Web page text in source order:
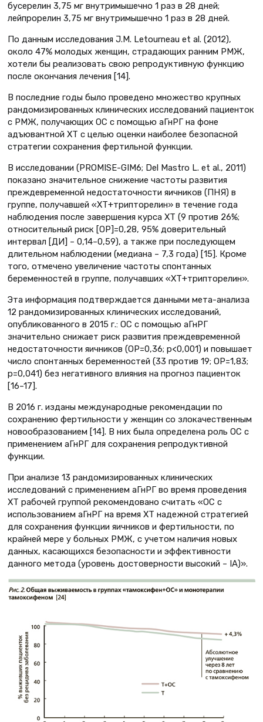
бусерелин 3,75 мг внутримышечно 1 раз в 28 дней;
лейпрорелин 3,75 мг внутримышечно 1 раз в 28 дней.
По данным исследования J.M. Letourneau et al. (2012),
около 47% молодых женщин, страдающих ранним РМЖ,
хотели бы реализовать свою репродуктивную функцию
после окончания лечения [14].
В последние годы было проведено множество крупных
рандомизированных клинических исследований пациенток
с РМЖ, получающих ОС с помощью аГнРГ на фоне
адъювантной ХТ с целью оценки наиболее безопасной
стратегии сохранения фертильной функции.
В исследовании (PROMISE-GIM6; Del Mastro L. et al., 2011)
показано значительное снижение частоты развития
преждевременной недостаточности яичников (ПНЯ) в
группе, получавшей «ХТ+трипторелин» в течение года
наблюдения после завершения курса ХТ (9 против 26%;
относительный риск [OР]=0,28, 95% доверительный
интервал [ДИ] – 0,14–0,59), а также при последующем
длительном наблюдении (медиана – 7,3 года) [15]. Кроме
того, отмечено увеличение частоты спонтанных
беременностей в группе, получавших «ХТ+трипторелин».
Эта информация подтверждается данными мета-анализа
12 рандомизированных клинических исследований,
опубликованного в 2015 г.: ОС с помощью аГнРГ
значительно снижает риск развития преждевременной
недостаточности яичников (ОР=0,36; p<0,001) и повышает
число спонтанных беременностей (33 против 19; ОР=1,83;
р=0,041) без негативного влияния на прогноз пациенток
[16–17].
В 2016 г. изданы международные рекомендации по
сохранению фертильности у женщин со злокачественным
новообразованием [14]. В них была определена роль ОС с
применением аГнРГ для сохранения репродуктивной
функции.
При анализе 13 рандомизированных клинических
исследований с применением аГнРГ во время проведения
ХТ рабочей группой рекомендовано считать «ОС с
использованием аГнРГ на время ХТ надежной стратегией
для сохранения функции яичников и фертильности, по
крайней мере у больных РМЖ, с учетом наличия новых
данных, касающихся безопасности и эффективности
данного метода (уровень достоверности высокий – IA)».